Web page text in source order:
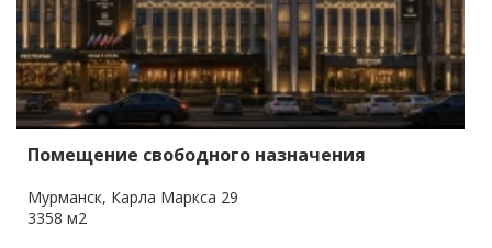
Помещение свободного назначения
Мурманск, Карла Маркса 29
3358 м2